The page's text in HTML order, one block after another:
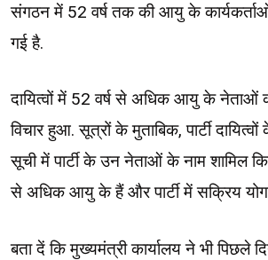
संगठन में 52 वर्ष तक की आयु के कार्यकर्ताओं
गई है.
दायित्वों में 52 वर्ष से अधिक आयु के नेताओं
विचार हुआ. सूत्रों के मुताबिक, पार्टी
सूची में पार्टी के उन नेताओं के नाम शामिल
से अधिक आयु के हैं और पार्टी में सक्रिय
बता दें कि मुख्यमंत्री कार्यालय ने भी पिछले